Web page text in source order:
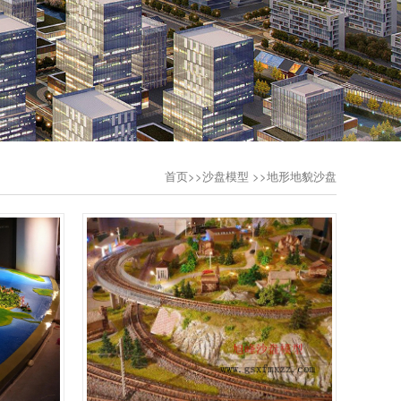
首页>>沙盘模型 >>地形地貌沙盘